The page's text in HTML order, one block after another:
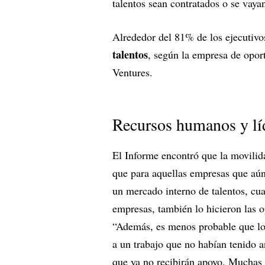
Alrededor del 81% de los
talentos, según la empresa de
Ventures.
Recursos humanos y
El Informe encontró que la
que para aquellas empresas que
un mercado interno de talentos,
empresas, también lo hicieron
“Además, es menos probable que
a un trabajo que no habían tenido
que ya no recibirán apoyo.